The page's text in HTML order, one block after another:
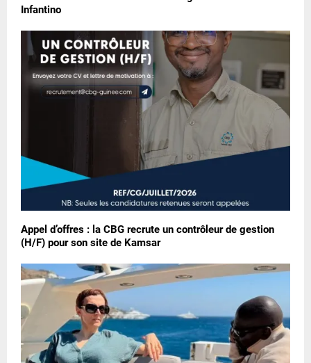
Infantino
Appel d’offres : la CBG recrute un contrôleur de gestion
(H/F) pour son site de Kamsar